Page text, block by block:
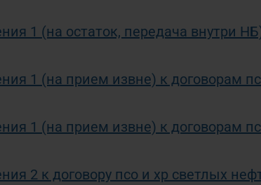
1 (на остаток, передача внутри
1 (на прием извне) к договорам
1 (на прием извне) к договорам
2 к договору псо и хр светлых